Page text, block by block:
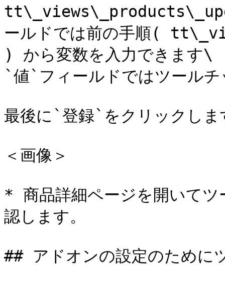
ールドでは前の手順(
) から変数を入力できます\
`値`フィールドではツール
最後に`登録`をクリックしま
＜画像＞
* 商品詳細ページを開いてツ
認します。
## アドオンの設定のために